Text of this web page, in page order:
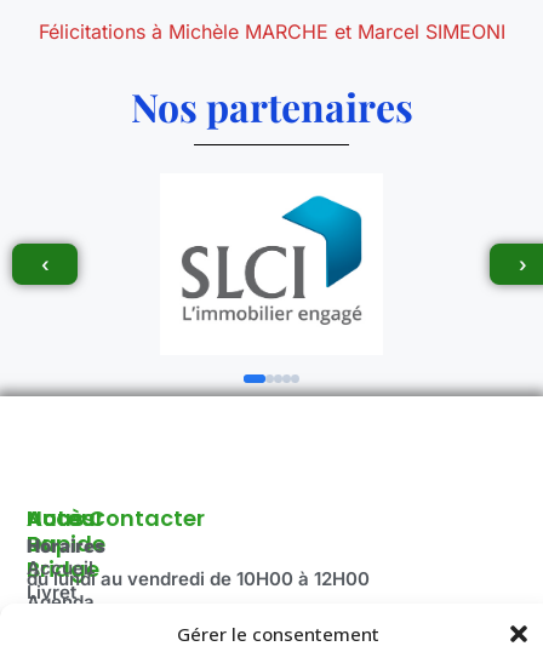
Gérer le consentement
Félicitations à Michèle MARCHE et Marcel SIMEONI
Nos partenaires
‹ ›
Autour
Du
Bridge
Livret
Accès
Rapide
Accueil
Agenda
Nous Contacter
Horaires
du lundi au vendredi de 10H00 à 12H00
Fermé pendant les vacances scolaire ainsi que le mois